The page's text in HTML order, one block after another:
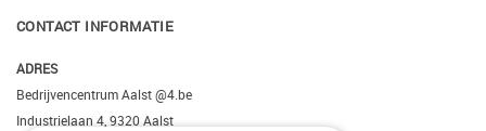
CONTACT INFORMATIE
ADRES
Bedrijvencentrum Aalst @4.be
Industrielaan 4, 9320 Aalst